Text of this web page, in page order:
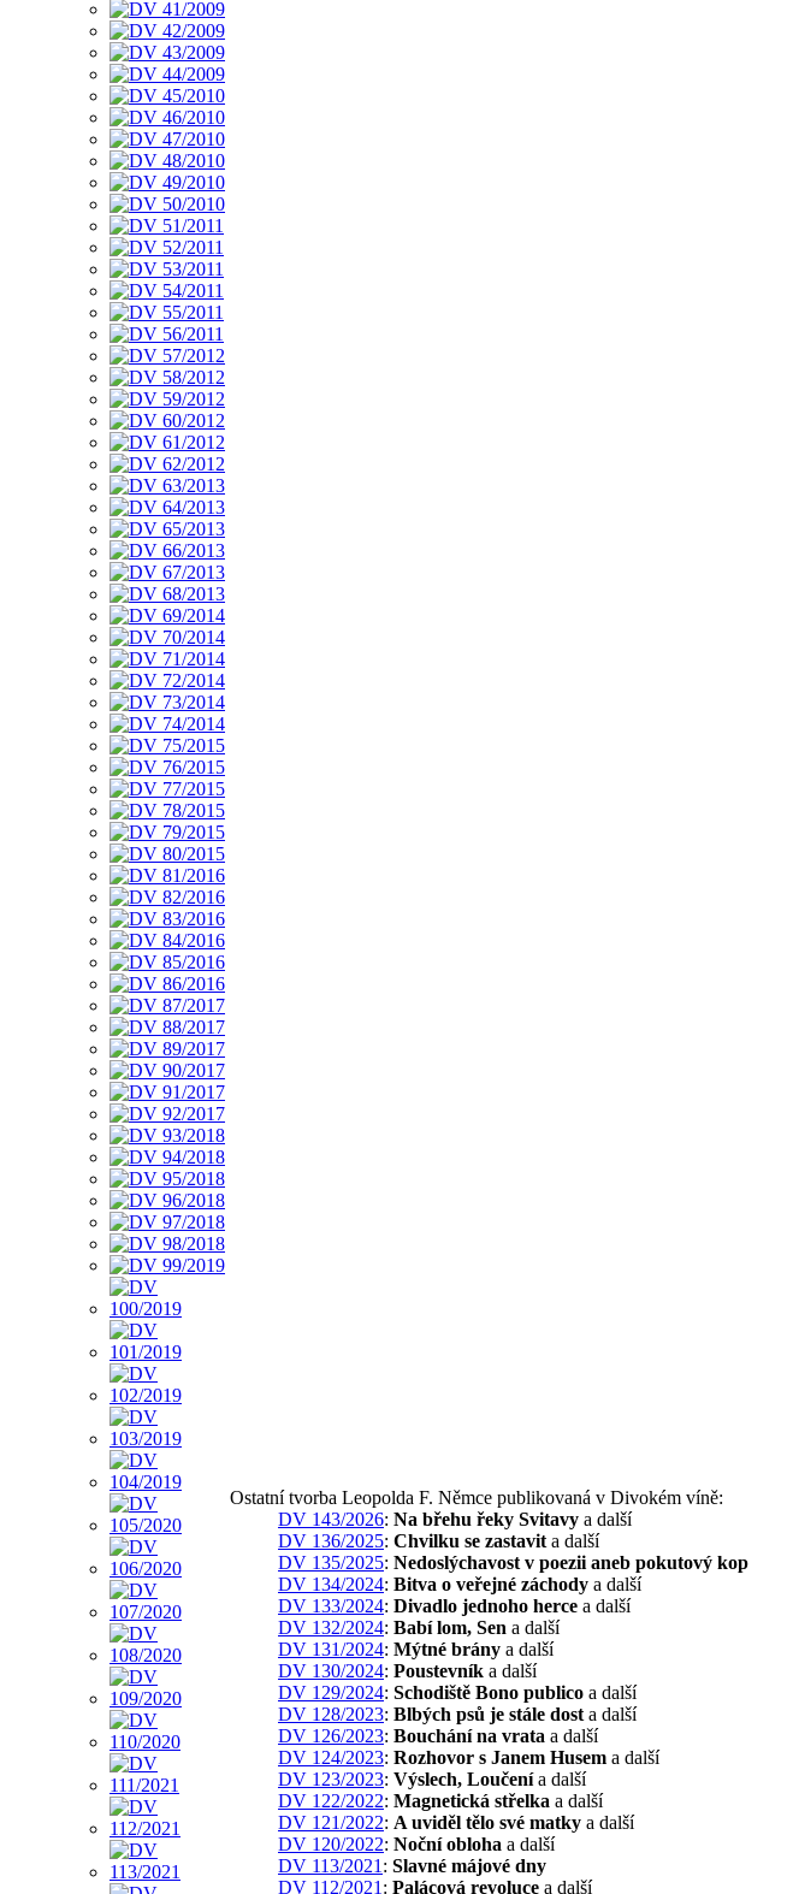
Ostatní tvorba Leopolda F. Němce publikovaná v Divokém víně:
DV 143/2026: Na břehu řeky Svitavy a další
DV 136/2025: Chvilku se zastavit a další
DV 135/2025: Nedoslýchavost v poezii aneb pokutový kop
DV 134/2024: Bitva o veřejné záchody a další
DV 133/2024: Divadlo jednoho herce a další
DV 132/2024: Babí lom, Sen a další
DV 131/2024: Mýtné brány a další
DV 130/2024: Poustevník a další
DV 129/2024: Schodiště Bono publico a další
DV 128/2023: Blbých psů je stále dost a další
DV 126/2023: Bouchání na vrata a další
DV 124/2023: Rozhovor s Janem Husem a další
DV 123/2023: Výslech, Loučenía další
DV 122/2022: Magnetická střelka a další
DV 121/2022: A uviděl tělo své matky a další
DV 120/2022: Noční obloha a další
DV 113/2021 : Slavné májové dny
DV 112/2021 : Palácová revoluce a další